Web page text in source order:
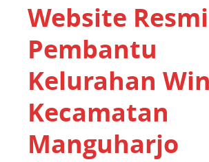
Website
Pembantu
Kelurahan
Kecamatan
Manguharjo